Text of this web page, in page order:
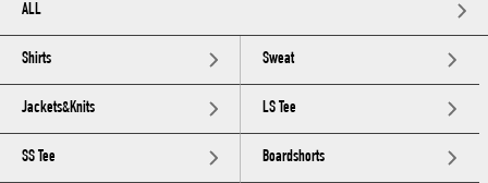
ALL
Shirts Sweat
Jackets&Knits LS Tee
SS Tee Boardshorts